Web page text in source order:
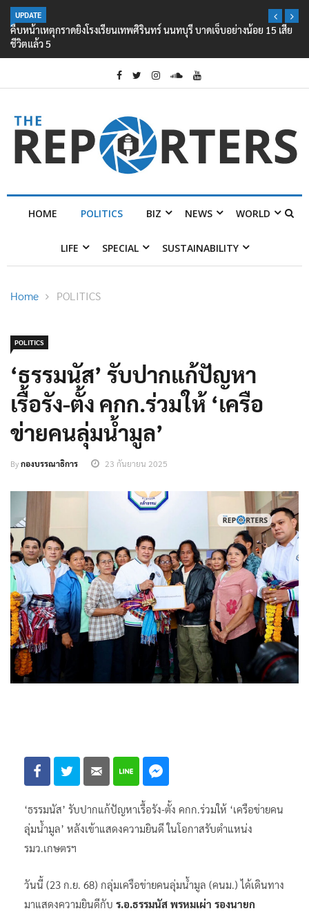
UPDATE
คืบหน้าเหตุกราดยิงโรงเรียนเทพศิรินทร์ นนทบุรี บาดเจ็บอย่างน้อย 15 เสีย
ชีวิตแล้ว 5
HOME POLITICS BIZ NEWS WORLD
LIFE SPECIAL SUSTAINABILITY
Home POLITICS
POLITICS
‘ธรรมนัส’ รับปากแก้ปัญหา
เรื้อรัง-ตั้ง คกก.ร่วมให้ ‘เครือ
ข่ายคนลุ่มน้ำมูล’
Byกองบรรณาธิการ 23 กันยายน 2025
‘ธรรมนัส’ รับปากแก้ปัญหาเรื้อรัง-ตั้ง คกก.ร่วมให้ ‘เครือข่ายคน
ลุ่มน้ำมูล’ หลังเข้าแสดงความยินดี ในโอกาสรับตำแหน่ง
รมว.เกษตรฯ
วันนี้ (23 ก.ย. 68) กลุ่มเครือข่ายคนลุ่มน้ำมูล (คนม.) ได้เดินทาง
มาแสดงความยินดีกับ ร.อ.ธรรมนัส พรหมเผ่า รองนายก